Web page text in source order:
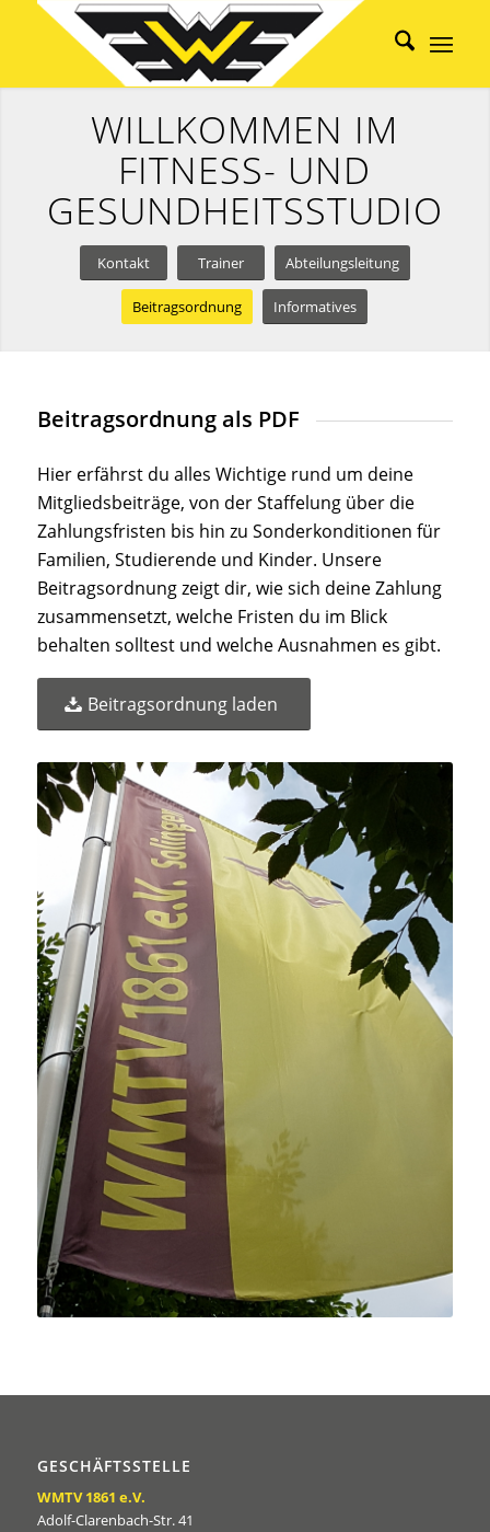
WILLKOMMEN IM
FITNESS- UND
GESUNDHEITSSTUDIO
Kontakt Trainer Abteilungsleitung
Beitragsordnung Informatives
Beitragsordnung als PDF
Hier erfährst du alles Wichtige rund um deine
Mitgliedsbeiträge, von der Staffelung über die
Zahlungsfristen bis hin zu Sonderkonditionen für
Familien, Studierende und Kinder. Unsere
Beitragsordnung zeigt dir, wie sich deine Zahlung
zusammensetzt, welche Fristen du im Blick
behalten solltest und welche Ausnahmen es gibt.
Beitragsordnung laden
GESCHÄFTSSTELLE
WMTV 1861 e.V.
Adolf-Clarenbach-Str. 41